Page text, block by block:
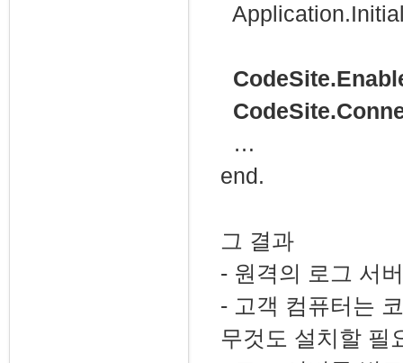
…
end.
그 결과
- 원격의 로그 서
- 고객 컴퓨터는
무것도 설치할 필